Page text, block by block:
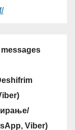
Viber)